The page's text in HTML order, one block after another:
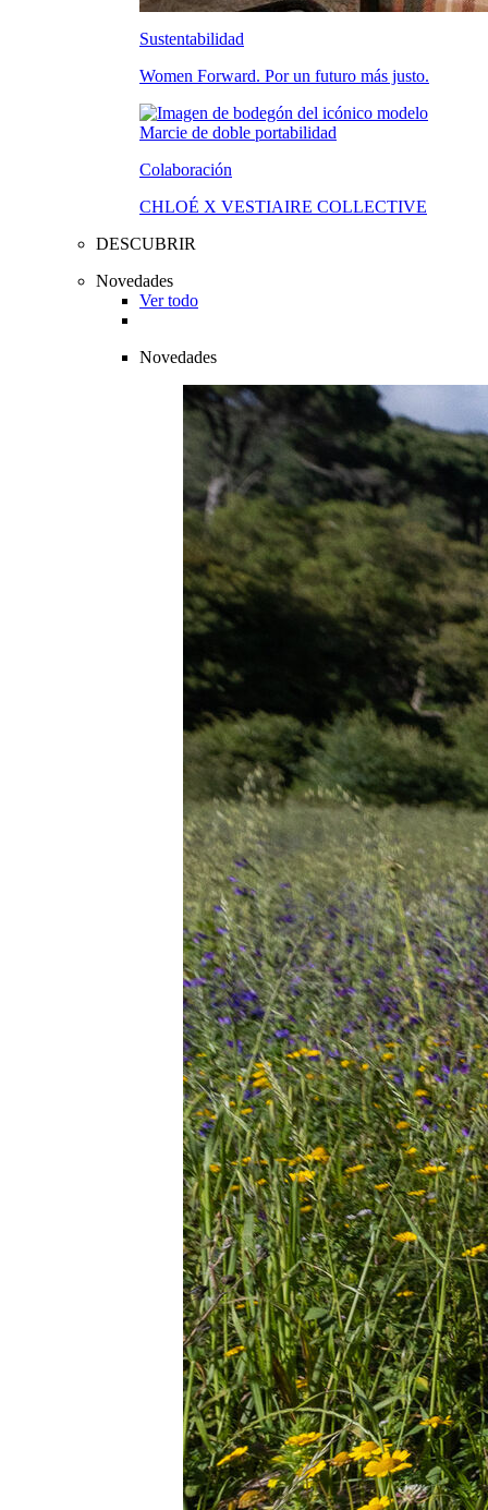
Sustentabilidad
Women Forward. Por un futuro más justo.
Colaboración
CHLOÉ X VESTIAIRE COLLECTIVE
DESCUBRIR
Novedades
Ver todo
Novedades